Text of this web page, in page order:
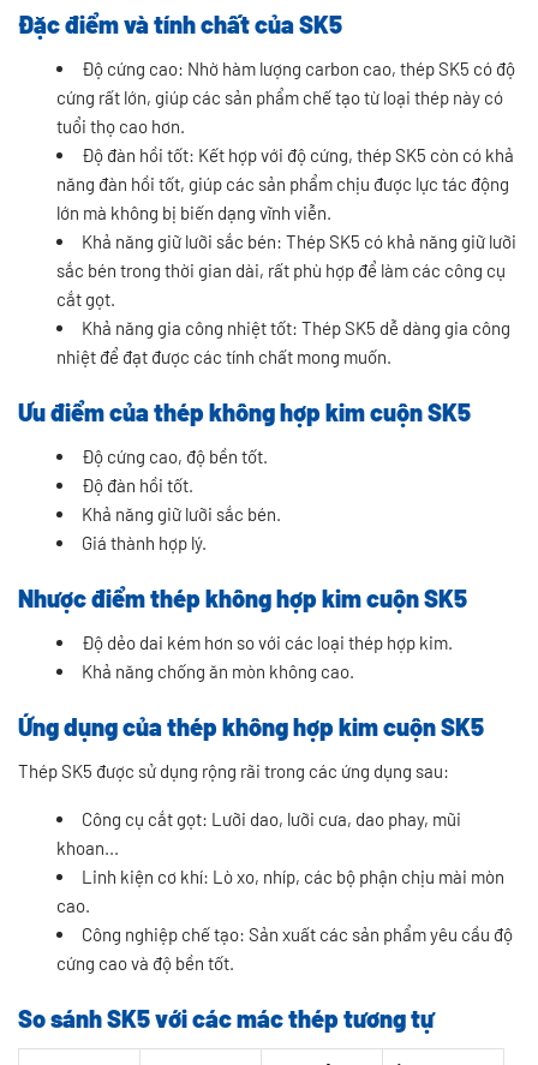
Đặc điểm và tính chất của SK5
Độ cứng cao: Nhờ hàm lượng carbon cao, thép SK5 có độ
cứng rất lớn, giúp các sản phẩm chế tạo từ loại thép này có
tuổi thọ cao hơn.
Độ đàn hồi tốt: Kết hợp với độ cứng, thép SK5 còn có khả
năng đàn hồi tốt, giúp các sản phẩm chịu được lực tác động
lớn mà không bị biến dạng vĩnh viễn.
Khả năng giữ lưỡi sắc bén: Thép SK5 có khả năng giữ lưỡi
sắc bén trong thời gian dài, rất phù hợp để làm các công cụ
cắt gọt.
Khả năng gia công nhiệt tốt: Thép SK5 dễ dàng gia công
nhiệt để đạt được các tính chất mong muốn.
Ưu điểm của thép không hợp kim cuộn SK5
Độ cứng cao, độ bền tốt.
Độ đàn hồi tốt.
Khả năng giữ lưỡi sắc bén.
Giá thành hợp lý.
Nhược điểm thép không hợp kim cuộn SK5
Độ dẻo dai kém hơn so với các loại thép hợp kim.
Khả năng chống ăn mòn không cao.
Ứng dụng của thép không hợp kim cuộn SK5
Thép SK5 được sử dụng rộng rãi trong các ứng dụng sau:
Công cụ cắt gọt: Lưỡi dao, lưỡi cưa, dao phay, mũi
khoan...
Linh kiện cơ khí: Lò xo, nhíp, các bộ phận chịu mài mòn
cao.
Công nghiệp chế tạo: Sản xuất các sản phẩm yêu cầu độ
cứng cao và độ bền tốt.
So sánh SK5 với các mác thép tương tự